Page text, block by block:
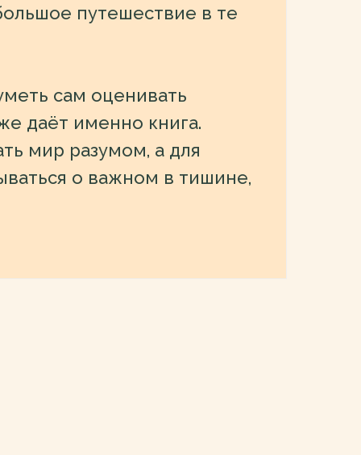
путешествие в те
сам оценивать
даёт именно книга.
мир разумом, а для
о важном в тишине,